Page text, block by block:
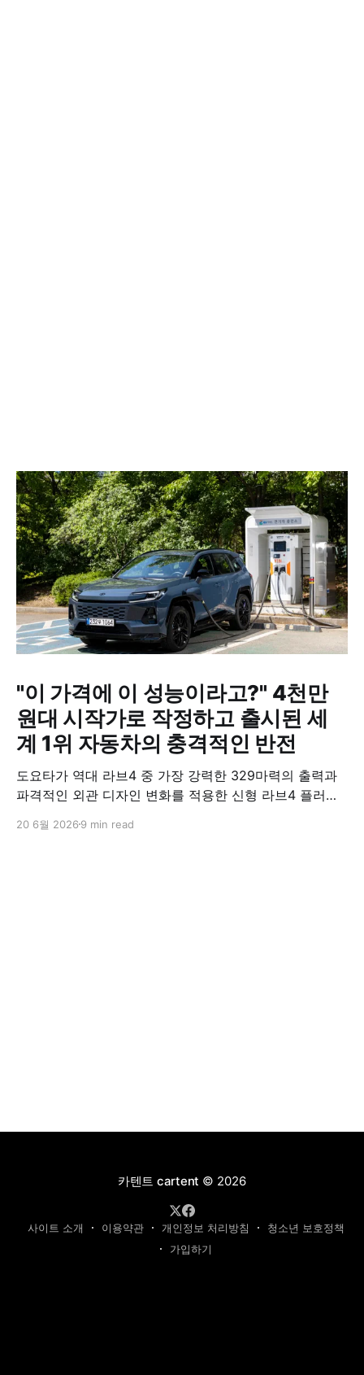
"이 가격에 이 성능이라고?" 4천만
원대 시작가로 작정하고 출시된 세
계 1위 자동차의 충격적인 반전
도요타가 역대 라브4 중 가장 강력한 329마력의 출력과
파격적인 외관 디자인 변화를 적용한 신형 라브4 플러그
충전이 가능하고 전기 모드로만 70km 이상 주행할 수 있
20 6월 2026 9 min read
카텐트 cartent © 2026
사이트 소개 이용약관 개인정보 처리방침
청소년 보호정책
가입하기